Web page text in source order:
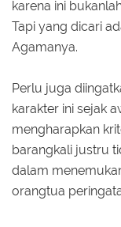
karena ini
Tapi yang dicari
Agamanya.
Perlu juga
karakter ini sejak
mengharapkan
barangkali justru
dalam
orangtua